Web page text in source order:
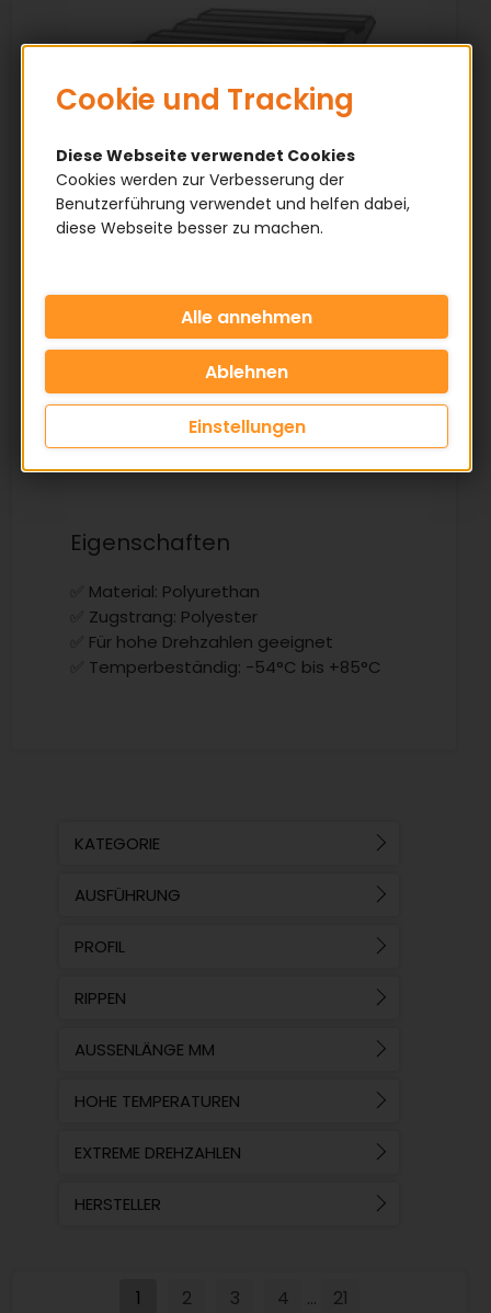
Abmessungen
Riemenhöhe: 3,3 mm
Rippenanzahl: Nach Kundenwunsch
Eigenschaften
✅ Material: Polyurethan
✅ Zugstrang: Polyester
✅ Für hohe Drehzahlen geeignet
✅ Temperbeständig: -54°C bis +85°C
KATEGORIE
AUSFÜHRUNG
PROFIL
RIPPEN
AUSSENLÄNGE MM
HOHE TEMPERATUREN
EXTREME DREHZAHLEN
HERSTELLER
1 2 3 4 ... 21
Cookie und Tracking
Diese Webseite verwendet Cookies
Cookies werden zur Verbesserung der
Benutzerführung verwendet und helfen dabei,
diese Webseite besser zu machen.
Einstellungen